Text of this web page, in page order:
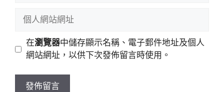
址
站
址
在瀏覽器中儲存顯示名稱、電子郵件地址及個人
網站網址，以供下次發佈留言時使用。